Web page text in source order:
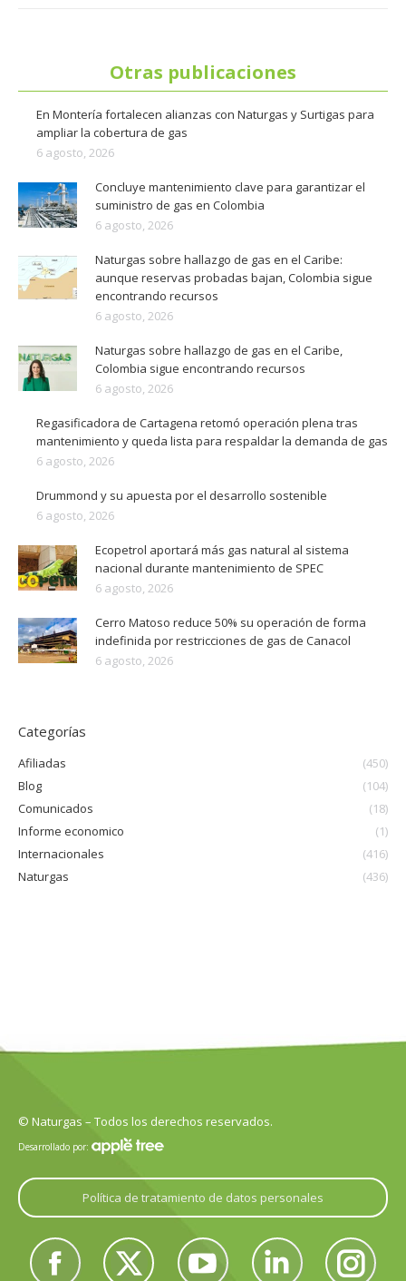
Otras publicaciones
En Montería fortalecen alianzas con Naturgas y Surtigas para
ampliar la cobertura de gas
6 agosto, 2026
Concluye mantenimiento clave para garantizar el
suministro de gas en Colombia
6 agosto, 2026
Naturgas sobre hallazgo de gas en el Caribe:
aunque reservas probadas bajan, Colombia sigue
encontrando recursos
6 agosto, 2026
Naturgas sobre hallazgo de gas en el Caribe,
Colombia sigue encontrando recursos
6 agosto, 2026
Regasificadora de Cartagena retomó operación plena tras
mantenimiento y queda lista para respaldar la demanda de gas
6 agosto, 2026
Drummond y su apuesta por el desarrollo sostenible
6 agosto, 2026
Ecopetrol aportará más gas natural al sistema
nacional durante mantenimiento de SPEC
6 agosto, 2026
Cerro Matoso reduce 50% su operación de forma
indefinida por restricciones de gas de Canacol
6 agosto, 2026
Categorías
Afiliadas
(450)
Blog
(104)
Comunicados
(18)
Informe economico
(1)
Internacionales
(416)
Naturgas
(436)
© Naturgas – Todos los derechos reservados.
Desarrollado por:
Política de tratamiento de datos personales
Encuéntranos en:
Facebook
Twitter YouTube Linkedin Instagram